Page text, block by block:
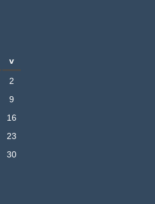
v
2
9
16
23
30